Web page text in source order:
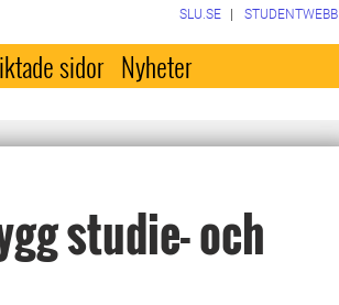
SLU.SE STUDENTWEBB
sidor Nyheter
studie- och